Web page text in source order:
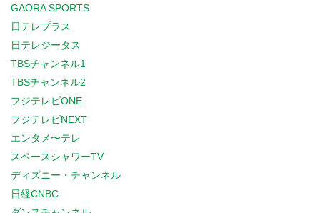
GAORA SPORTS
日テレプラス
日テレジータス
TBSチャンネル1
TBSチャンネル2
フジテレビONE
フジテレビNEXT
エンタメ〜テレ
スペースシャワーTV
ディズニー・チャンネル
日経CNBC